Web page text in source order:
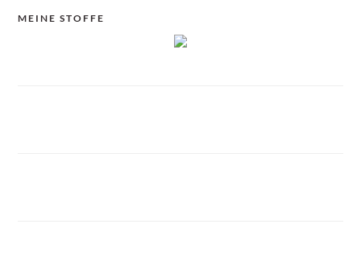
MEINE STOFFE